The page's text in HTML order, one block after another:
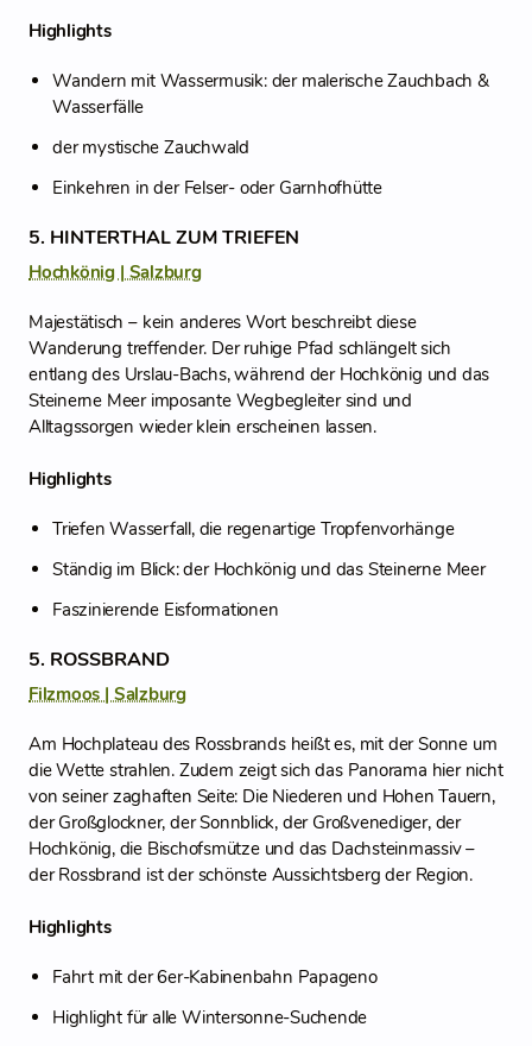
Highlights
Wandern mit Wassermusik: der malerische Zauchbach &
Wasserfälle
der mystische Zauchwald
Einkehren in der Felser- oder Garnhofhütte
5. HINTERTHAL ZUM TRIEFEN
Hochkönig | Salzburg
Majestätisch – kein anderes Wort beschreibt diese
Wanderung treffender. Der ruhige Pfad schlängelt sich
entlang des Urslau-Bachs, während der Hochkönig und das
Steinerne Meer imposante Wegbegleiter sind und
Alltagssorgen wieder klein erscheinen lassen.
Highlights
Triefen Wasserfall, die regenartige Tropfenvorhänge
Ständig im Blick: der Hochkönig und das Steinerne Meer
Faszinierende Eisformationen
5. ROSSBRAND
Filzmoos | Salzburg
Am Hochplateau des Rossbrands heißt es, mit der Sonne um
die Wette strahlen. Zudem zeigt sich das Panorama hier nicht
von seiner zaghaften Seite: Die Niederen und Hohen Tauern,
der Großglockner, der Sonnblick, der Großvenediger, der
Hochkönig, die Bischofsmütze und das Dachsteinmassiv –
der Rossbrand ist der schönste Aussichtsberg der Region.
Highlights
Fahrt mit der 6er-Kabinenbahn Papageno
Highlight für alle Wintersonne-Suchende